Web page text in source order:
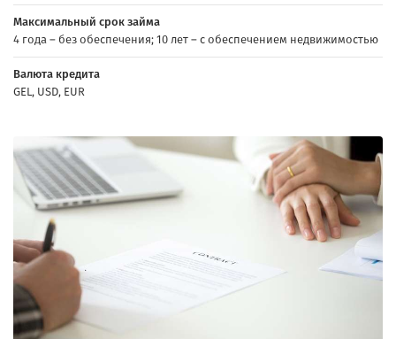
Максимальный срок займа
4 года – без обеспечения; 10 лет – с обеспечением недвижимостью
Валюта кредита
GEL, USD, EUR